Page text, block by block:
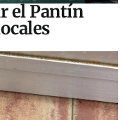
el Pantín